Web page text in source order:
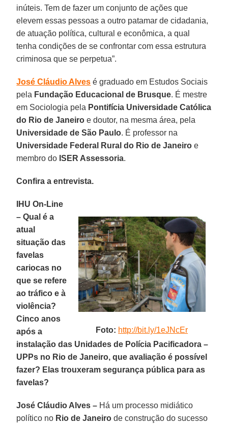
inúteis. Tem de fazer um conjunto de ações que
elevem essas pessoas a outro patamar de cidadania,
de atuação política, cultural e econômica, a qual
tenha condições de se confrontar com essa estrutura
criminosa que se perpetua”.
José Cláudio Alves é graduado em Estudos Sociais
pela Fundação Educacional de Brusque. É mestre
em Sociologia pela Pontifícia Universidade Católica
do Rio de Janeiro e doutor, na mesma área, pela
Universidade de São Paulo. É professor na
Universidade Federal Rural do Rio de Janeiro e
membro do ISER Assessoria.
Confira a entrevista.
Foto: http://bit.ly/1eJNcEr
IHU On-Line
– Qual é a
atual
situação das
favelas
cariocas no
que se refere
ao tráfico e à
violência?
Cinco anos
após a
instalação das Unidades de Polícia Pacificadora –
UPPs no Rio de Janeiro, que avaliação é possível
fazer? Elas trouxeram segurança pública para as
favelas?
José Cláudio Alves – Há um processo midiático
político no Rio de Janeiro de construção do sucesso